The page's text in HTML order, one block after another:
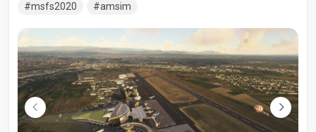
msfs2020
amsim